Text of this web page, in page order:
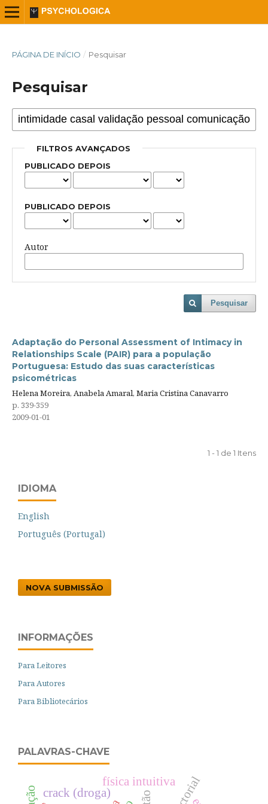
PÁGINA DE INÍCIO / Pesquisar
Pesquisar
FILTROS AVANÇADOS
PUBLICADO DEPOIS
PUBLICADO DEPOIS
Autor
Pesquisar
Adaptação do Personal Assessment of Intimacy in
Relationships Scale (PAIR) para a população
Portuguesa: Estudo das suas características
psicométricas
Helena Moreira, Anabela Amaral, Maria Cristina Canavarro
p. 339-359
2009-01-01
1 - 1 de 1 Itens
IDIOMA
English
Português (Portugal)
NOVA SUBMISSÃO
INFORMAÇÕES
Para Leitores
Para Autores
Para Bibliotecários
PALAVRAS-CHAVE
crack (droga)
física intuitiva